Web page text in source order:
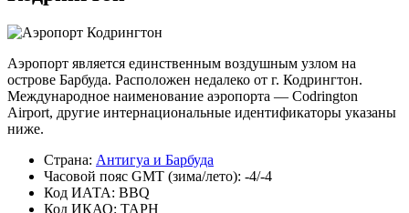
Аэропорт является единственным воздушным узлом на
острове Барбуда. Расположен недалеко от г. Кодрингтон.
Международное наименование аэропорта — Codrington
Airport, другие интернациональные идентификаторы указаны
ниже.
Страна: Антигуа и Барбуда
Часовой пояс GMT (зима/лето): -4/-4
Код ИАТА: BBQ
Код ИКАО: TAPH